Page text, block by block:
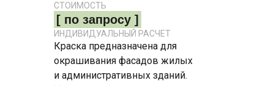
СТОИМОСТЬ
[ по запросу ]
ИНДИВИДУАЛЬНЫЙ РАСЧЕТ
Краска предназначена для
окрашивания фасадов жилых
и административных зданий.